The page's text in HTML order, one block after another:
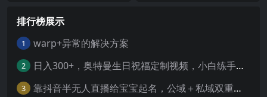
排行榜展示
1 warp+异常的解决方案
2 日入300+，奥特曼生日祝福定制视频，小白练手项目-暖阳网
3 靠抖音半无人直播给宝宝起名，公域＋私域双重变现模式